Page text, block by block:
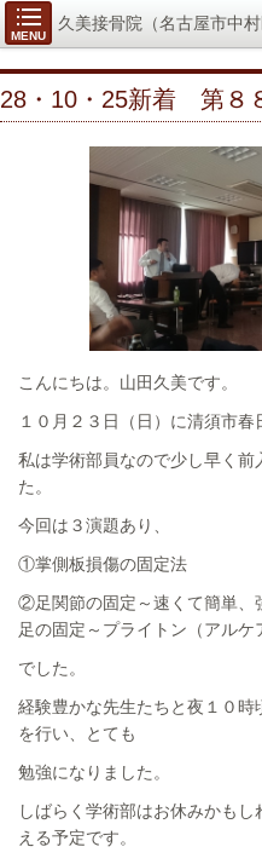
MENU
久美接骨院（名古屋市中村
28・10・25新着 第８
こんにちは。山田久美です。
１０月２３日（日）に清須市春
私は学術部員なので少し早く
た。
今回は３演題あり、
①掌側板損傷の固定法
②足関節の固定～速くて簡単
足の固定～プライトン（アルケ
でした。
経験豊かな先生たちと夜１０
を行い、とても
勉強になりました。
しばらく学術部はお休みかも
える予定です。